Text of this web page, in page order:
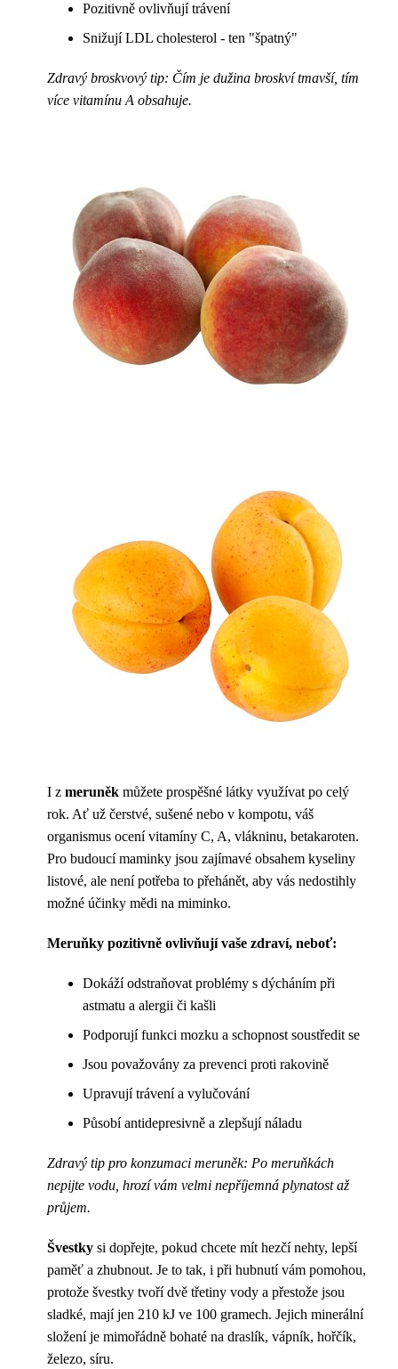
Pozitivně ovlivňují trávení
Snižují LDL cholesterol - ten "špatný"
Zdravý broskvový tip: Čím je dužina broskví tmavší, tím
více vitamínu A obsahuje.
I z meruněk můžete prospěšné látky využívat po celý
rok. Ať už čerstvé, sušené nebo v kompotu, váš
organismus ocení vitamíny C, A, vlákninu, betakaroten.
Pro budoucí maminky jsou zajímavé obsahem kyseliny
listové, ale není potřeba to přehánět, aby vás nedostihly
možné účinky mědi na miminko.
Meruňky pozitivně ovlivňují vaše zdraví, neboť:
Dokáží odstraňovat problémy s dýcháním při
astmatu a alergii či kašli
Podporují funkci mozku a schopnost soustředit se
Jsou považovány za prevenci proti rakovině
Upravují trávení a vylučování
Působí antidepresivně a zlepšují náladu
Zdravý tip pro konzumaci meruněk: Po meruňkách
nepijte vodu, hrozí vám velmi nepříjemná plynatost až
průjem.
Švestky si dopřejte, pokud chcete mít hezčí nehty, lepší
paměť a zhubnout. Je to tak, i při hubnutí vám pomohou,
protože švestky tvoří dvě třetiny vody a přestože jsou
sladké, mají jen 210 kJ ve 100 gramech. Jejich minerální
složení je mimořádně bohaté na draslík, vápník, hořčík,
železo, síru.